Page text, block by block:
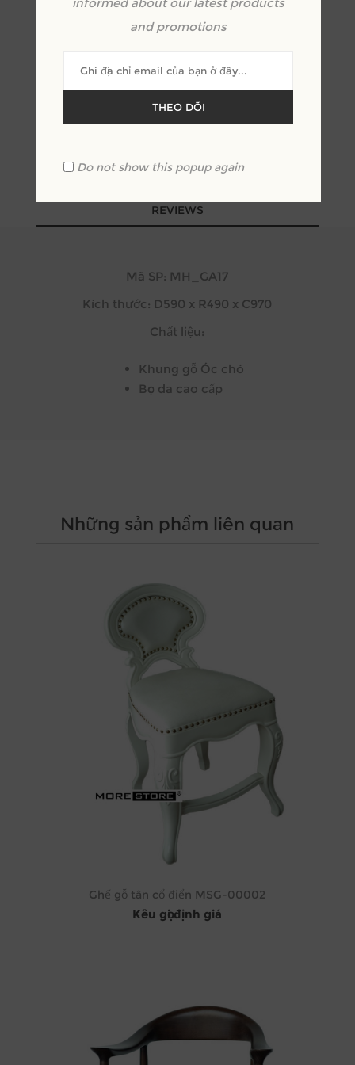
OVERVIEW
REVIEWS
Mã SP: MH_GA17
Kích thước: D590 x R490 x C970
Chất liệu:
Khung gỗ Óc chó
Bọc da cao cấp
Những sản phẩm liên quan
Ghế gỗ tân cổ điển MSG-00002
Kêu gọi định giá
informed about our latest products
and promotions
THEO DÕI
Do not show this popup again